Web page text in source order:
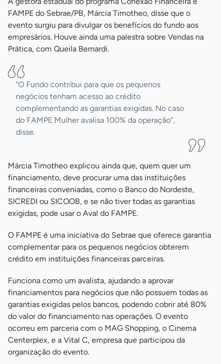
FAMPE do Sebrae/PB, Márcia Timotheo, disse que o
evento surgiu para divulgar os benefícios do fundo aos
empresários. Houve ainda uma palestra sobre Vendas na
Prática, com Queila Bernardi.
“O Fundo contribui para que os pequenos
negócios tenham acesso ao crédito
complementando as garantias exigidas. No caso
do FAMPE Mulher avalisa 100% da operação”,
disse.
Márcia Timotheo explicou ainda que, quem quer um
financiamento, deve procurar uma das instituições
financeiras conveniadas, como o Banco do Nordeste,
SICREDI ou SICOOB, e se não tiver todas as garantias
exigidas, pode usar o Aval do FAMPE.
O FAMPE é uma iniciativa do Sebrae que oferece garantia
complementar para os pequenos negócios obterem
crédito em instituições financeiras parceiras.
Funciona como um avalista, ajudando a aprovar
financiamentos para negócios que não possuem todas as
garantias exigidas pelos bancos, podendo cobrir até 80%
do valor do financiamento nas operações. O evento
ocorreu em parceria com o MAG Shopping, o Cinema
Centerplex, e a Vital C, empresa que participou da
organização do evento.